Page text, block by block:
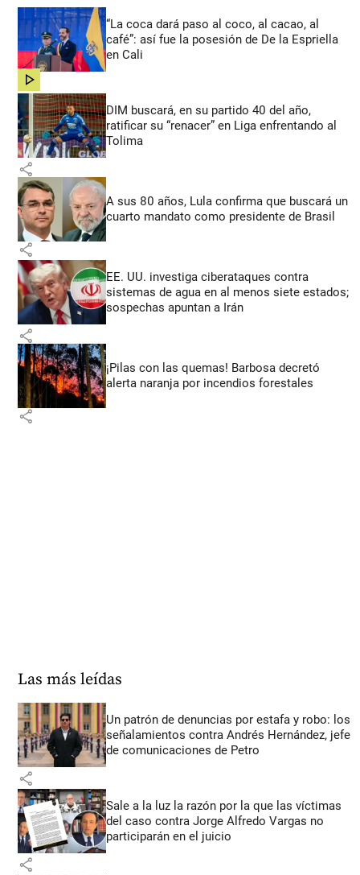
“La coca dará paso al coco, al cacao, al
café”: así fue la posesión de De la Espriella
en Cali
share
DIM buscará, en su partido 40 del año,
ratificar su “renacer” en Liga enfrentando al
Tolima
share
A sus 80 años, Lula confirma que buscará un
cuarto mandato como presidente de Brasil
share
EE. UU. investiga ciberataques contra
sistemas de agua en al menos siete estados;
sospechas apuntan a Irán
share
¡Pilas con las quemas! Barbosa decretó
alerta naranja por incendios forestales
share
Las más leídas
Un patrón de denuncias por estafa y robo: los
señalamientos contra Andrés Hernández, jefe
de comunicaciones de Petro
share
Sale a la luz la razón por la que las víctimas
del caso contra Jorge Alfredo Vargas no
participarán en el juicio
share